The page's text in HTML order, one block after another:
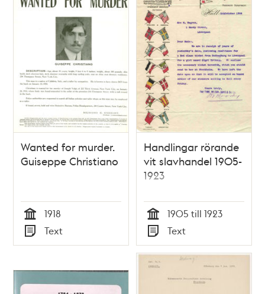
Wanted for murder.
Guiseppe Christiano
Tid
1918
Typ
Text
Handlingar rörande
vit slavhandel 1905-
1923
Tid
1905 till 1923
Typ
Text